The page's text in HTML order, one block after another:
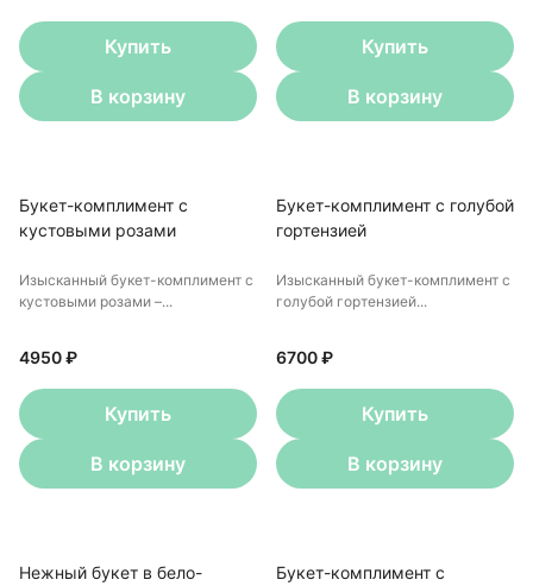
Купить
В корзину
Купить
В корзину
Букет-комплимент с
кустовыми розами
Изысканный букет-комплимент с
кустовыми розами –...
4950 ₽
Купить
В корзину
Букет-комплимент с голубой
гортензией
Изысканный букет-комплимент с
голубой гортензией...
6700 ₽
Купить
В корзину
Нежный букет в бело-
Букет-комплимент с